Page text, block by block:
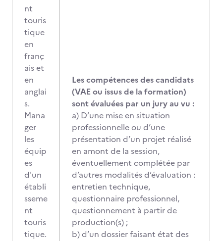
nt
touris
tique
en
franç
ais et
en
anglai
s.
Mana
ger
les
équip
es
d'un
établi
sseme
nt
touris
tique.
Les compétences des candidats
(VAE ou issus de la formation)
sont évaluées par un jury au vu :
a) D’une mise en situation
professionnelle ou d’une
présentation d’un projet réalisé
en amont de la session,
éventuellement complétée par
d’autres modalités d’évaluation :
entretien technique,
questionnaire professionnel,
questionnement à partir de
production(s) ;
b) d’un dossier faisant état des